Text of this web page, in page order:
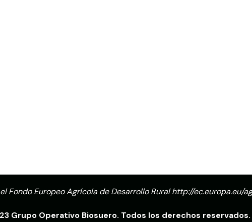
Fondo Europeo Agrícola de Desarrollo Ruralhttp://ec.europa.eu/
Grupo Operativo Biosuero. Todos los derechos reservados.